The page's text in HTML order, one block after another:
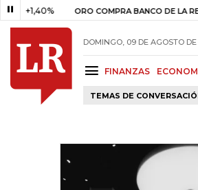
ORO COMPRA BANCO DE LA REPÚBLICA
DOMINGO, 09 DE AGOSTO
FINANZAS
TEMAS DE